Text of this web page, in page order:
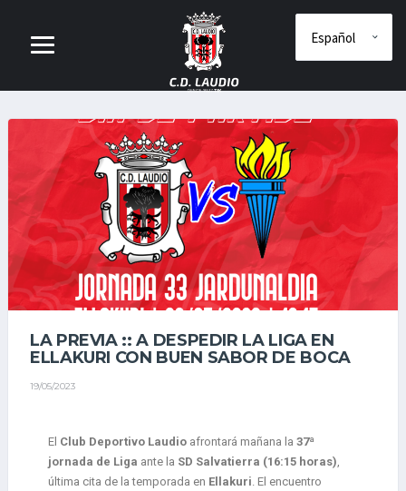
LA PREVIA :: A DESPEDIR LA LIGA EN
ELLAKURI CON BUEN SABOR DE BOCA
19/05/2023
El Club Deportivo Laudio afrontará mañana la 37ª
jornada de Liga ante la SD Salvatierra (16:15 horas),
última cita de la temporada en Ellakuri. El encuentro